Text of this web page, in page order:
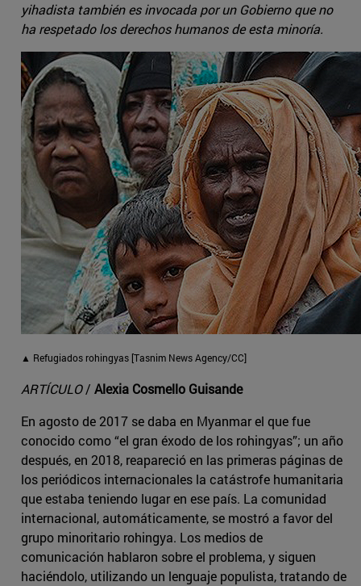
yihadista también es invocada por un Gobierno que no
ha respetado los derechos humanos de esta minoría.
▲ Refugiados rohingyas [Tasnim News Agency/CC]
ARTÍCULO/ Alexia Cosmello Guisande
En agosto de 2017 se daba en Myanmar el que fue
conocido como “el gran éxodo de los rohingyas”; un año
después, en 2018, reapareció en las primeras páginas de
los periódicos internacionales la catástrofe humanitaria
que estaba teniendo lugar en ese país. La comunidad
internacional, automáticamente, se mostró a favor del
grupo minoritario rohingya. Los medios de
comunicación hablaron sobre el problema, y siguen
haciéndolo, utilizando un lenguaje populista, tratando de